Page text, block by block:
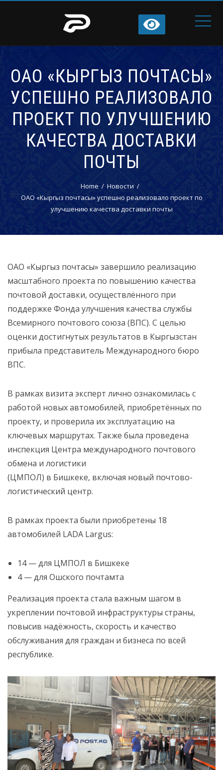
ОАО «КЫРГЫЗ ПОЧТАСЫ»
УСПЕШНО РЕАЛИЗОВАЛО
ПРОЕКТ ПО УЛУЧШЕНИЮ
КАЧЕСТВА ДОСТАВКИ
ПОЧТЫ
Home
Новости
ОАО «Кыргыз почтасы» успешно реализовало проект по
улучшению качества доставки почты
ОАО «Кыргыз почтасы» завершило реализацию
масштабного проекта по повышению качества
почтовой доставки, осуществлённого при
поддержке Фонда улучшения качества службы
Всемирного почтового союза (ВПС). С целью
оценки достигнутых результатов в Кыргызстан
прибыла представитель Международного бюро
ВПС.
В рамках визита эксперт лично ознакомилась с
работой новых автомобилей, приобретённых по
проекту, и проверила их эксплуатацию на
ключевых маршрутах. Также была проведена
инспекция Центра международного почтового
обмена и логистики
(ЦМПОЛ) в Бишкеке, включая новый почтово-
логистический центр.
В рамках проекта были приобретены 18
автомобилей LADA Largus:
14 — для ЦМПОЛ в Бишкеке
4 — для Ошского почтамта
Реализация проекта стала важным шагом в
укреплении почтовой инфраструктуры страны,
повысив надёжность, скорость и качество
обслуживания для граждан и бизнеса по всей
республике.